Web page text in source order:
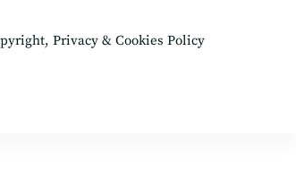
Privacy & Cookies Policy